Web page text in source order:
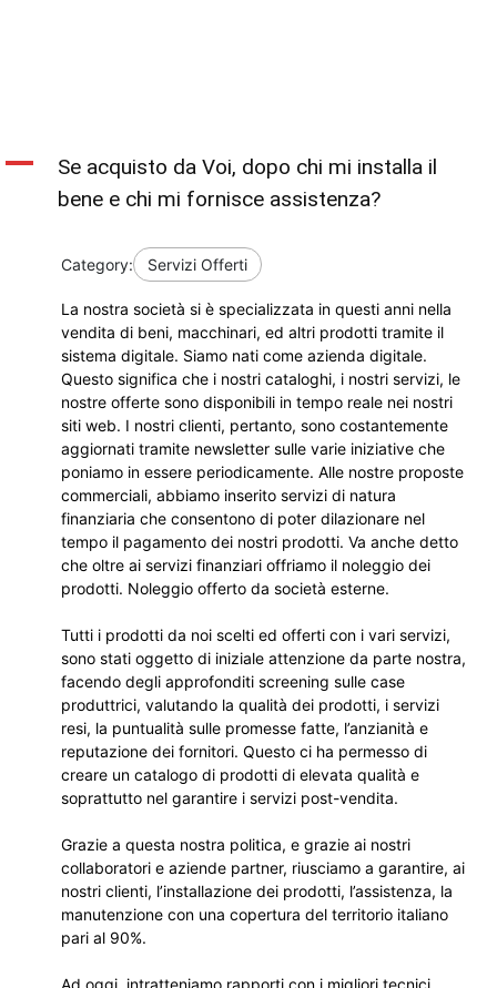
A
Se acquisto da Voi, dopo chi mi installa il
bene e chi mi fornisce assistenza?
Category: Servizi Offerti
La nostra società si è specializzata in questi anni nella
vendita di beni, macchinari, ed altri prodotti tramite il
sistema digitale. Siamo nati come azienda digitale.
Questo significa che i nostri cataloghi, i nostri servizi, le
nostre offerte sono disponibili in tempo reale nei nostri
siti web. I nostri clienti, pertanto, sono costantemente
aggiornati tramite newsletter sulle varie iniziative che
poniamo in essere periodicamente. Alle nostre proposte
commerciali, abbiamo inserito servizi di natura
finanziaria che consentono di poter dilazionare nel
tempo il pagamento dei nostri prodotti. Va anche detto
che oltre ai servizi finanziari offriamo il noleggio dei
prodotti. Noleggio offerto da società esterne.
Tutti i prodotti da noi scelti ed offerti con i vari servizi,
sono stati oggetto di iniziale attenzione da parte nostra,
facendo degli approfonditi screening sulle case
produttrici, valutando la qualità dei prodotti, i servizi
resi, la puntualità sulle promesse fatte, l’anzianità e
reputazione dei fornitori. Questo ci ha permesso di
creare un catalogo di prodotti di elevata qualità e
soprattutto nel garantire i servizi post-vendita.
Grazie a questa nostra politica, e grazie ai nostri
collaboratori e aziende partner, riusciamo a garantire, ai
nostri clienti, l’installazione dei prodotti, l’assistenza, la
manutenzione con una copertura del territorio italiano
pari al 90%.
Ad oggi, intratteniamo rapporti con i migliori tecnici